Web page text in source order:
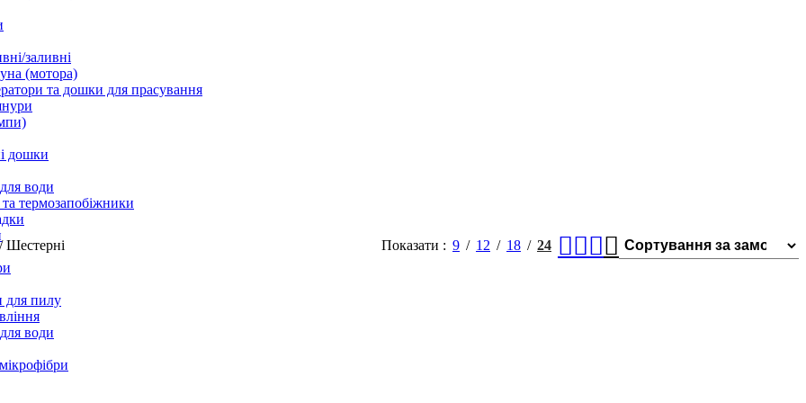
заливні
(мотора)
та дошки для прасування
дошки
води
термозапобіжники
для пилу
води
/ Шестерні Показати 9 12 18 24